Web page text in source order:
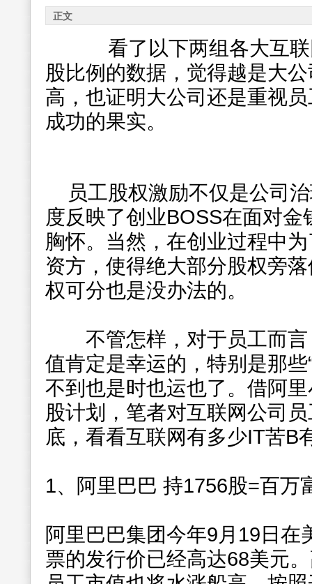
正文
看了以下两组各大互联
股比例的数据，觉得越是大
高，也证明大公司还是重视
成功的果实。
员工股权激励不仅是公司
度反映了创业BOSS在面对
胸怀。当然，在创业过程中
资方，使得绝大部分股权旁
权可分也是没办法的。
不管怎样，对于员工而言
值肯定是幸运的，特别是那些
不到也是时也运也了。借阿
股计划，笔者对互联网公司
底，看看互联网有多少IT苦B
1、阿里巴巴 持1756股=百万
阿里巴巴集团今年9月19日在
票的发行价已经高达68美元